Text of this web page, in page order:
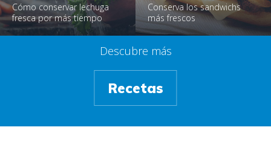
Cómo conservar lechuga
fresca por más tiempo
Conserva los sandwichs
más frescos
Descubre más
Recetas